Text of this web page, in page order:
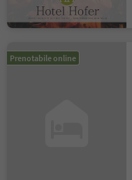
Prenotabile online